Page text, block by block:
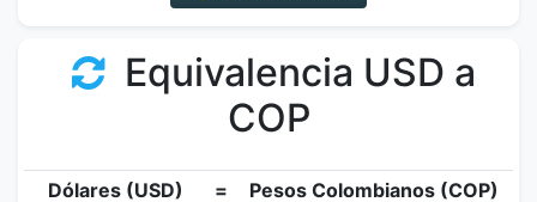
Equivalencia USD a
COP
Dólares (USD) =
Pesos Colombianos (COP)